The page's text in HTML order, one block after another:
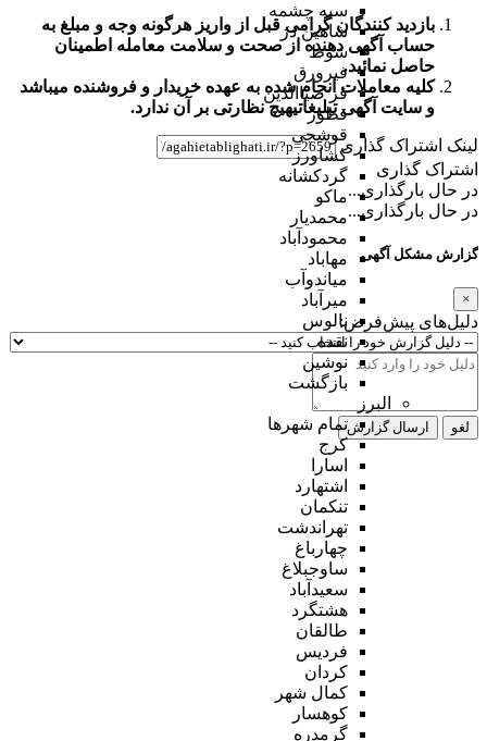
سیه چشمه
شاهین دژ
شوط
فیرورق
قر ضیاالدین
قطور
قوشچی
کشاورز
گردکشانه
ماکو
محمدیار
محمودآباد
مهاباد
میاندوآب
میرآباد
نالوس
نقده
نوشین
بازگشت
البرز
تمام شهر‌ها
کرج
اسارا
اشتهارد
تنکمان
تهراندشت
چهارباغ
ساوجبلاغ
سعیدآباد
هشتگرد
طالقان
فردیس
کردان
کمال شهر
کوهسار
گرمدره
بازدید کنندگان گرامی قبل از واریز هرگونه وجه و مبلغ به
حساب آگهی دهنده از صحت و سلامت معامله اطمینان
حاصل نمائید.
کلیه معاملات انجام شده به عهده خریدار و فروشنده میباشد
و سایت آگهی تبلیغاتیهیچ نظارتی بر آن ندارد.
لینک اشتراک گذاری
اشتراک گذاری
در حال بارگذاری...
در حال بارگذاری...
گزارش مشکل آگهی
×
دلیل‌های پیش‌فرض:
لغو ارسال گزارش